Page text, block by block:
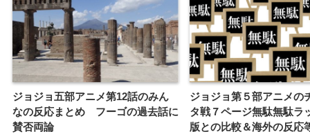
ジョジョ五部アニメ第12話のみん
なの反応まとめ フーゴの過去話に
賛否両論
ジョジョ第５部アニメの
タ戦７ページ無駄無駄ラ
版との比較＆海外の反応